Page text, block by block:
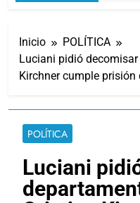
Inicio
POLÍTICA
Luciani pidió
Kirchner cumple
POLÍTICA
Luciani